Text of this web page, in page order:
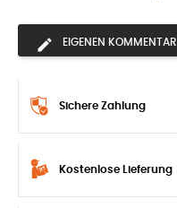
EIGENEN
Sichere Zahlung
Kostenlose Lieferung